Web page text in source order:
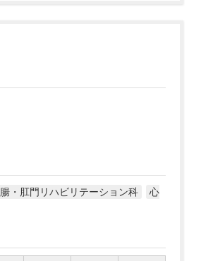
・肛門リハビリテーション科
心